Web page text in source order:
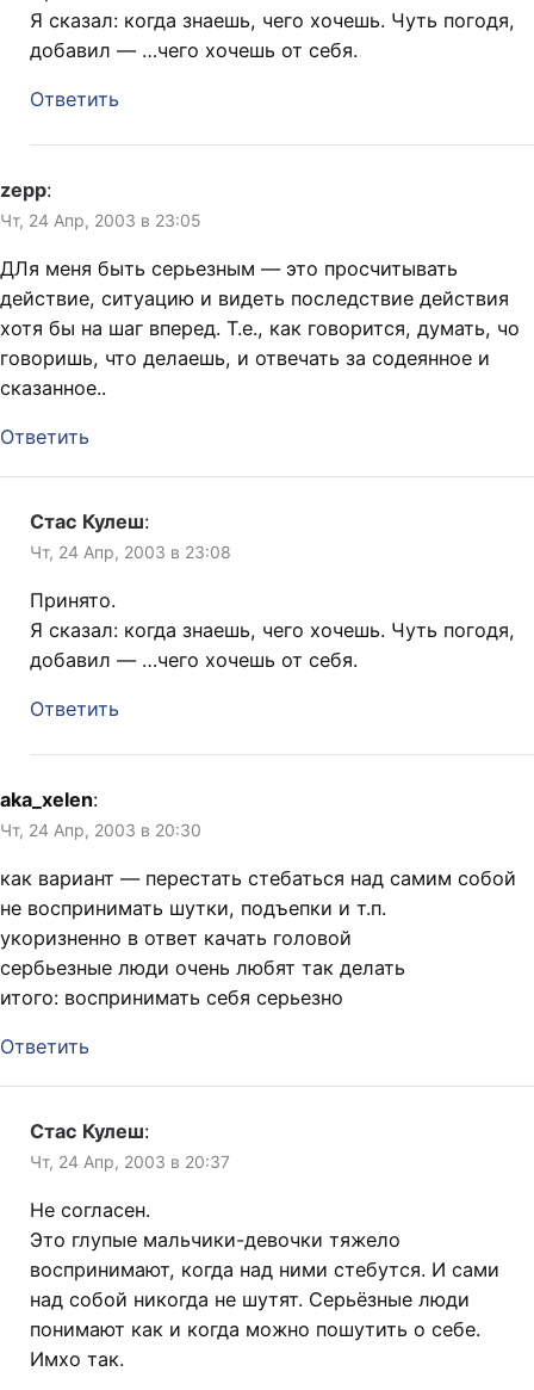
Я сказал: когда знаешь, чего хочешь. Чуть погодя,
добавил — …чего хочешь от себя.
Ответить
zepp:
Чт, 24 Апр, 2003 в 23:05
ДЛя меня быть серьезным — это просчитывать
действие, ситуацию и видеть последствие действия
хотя бы на шаг вперед. Т.е., как говорится, думать, чо
говоришь, что делаешь, и отвечать за содеянное и
сказанное..
Ответить
Стас Кулеш:
Чт, 24 Апр, 2003 в 23:08
Принято.
Я сказал: когда знаешь, чего хочешь. Чуть погодя,
добавил — …чего хочешь от себя.
Ответить
aka_xelen:
Чт, 24 Апр, 2003 в 20:30
как вариант — перестать стебаться над самим собой
не воспринимать шутки, подъепки и т.п.
укоризненно в ответ качать головой
сербьезные люди очень любят так делать
итого: воспринимать себя серьезно
Ответить
Стас Кулеш:
Чт, 24 Апр, 2003 в 20:37
Не согласен.
Это глупые мальчики-девочки тяжело
воспринимают, когда над ними стебутся. И сами
над собой никогда не шутят. Серьёзные люди
понимают как и когда можно пошутить о себе.
Имхо так.